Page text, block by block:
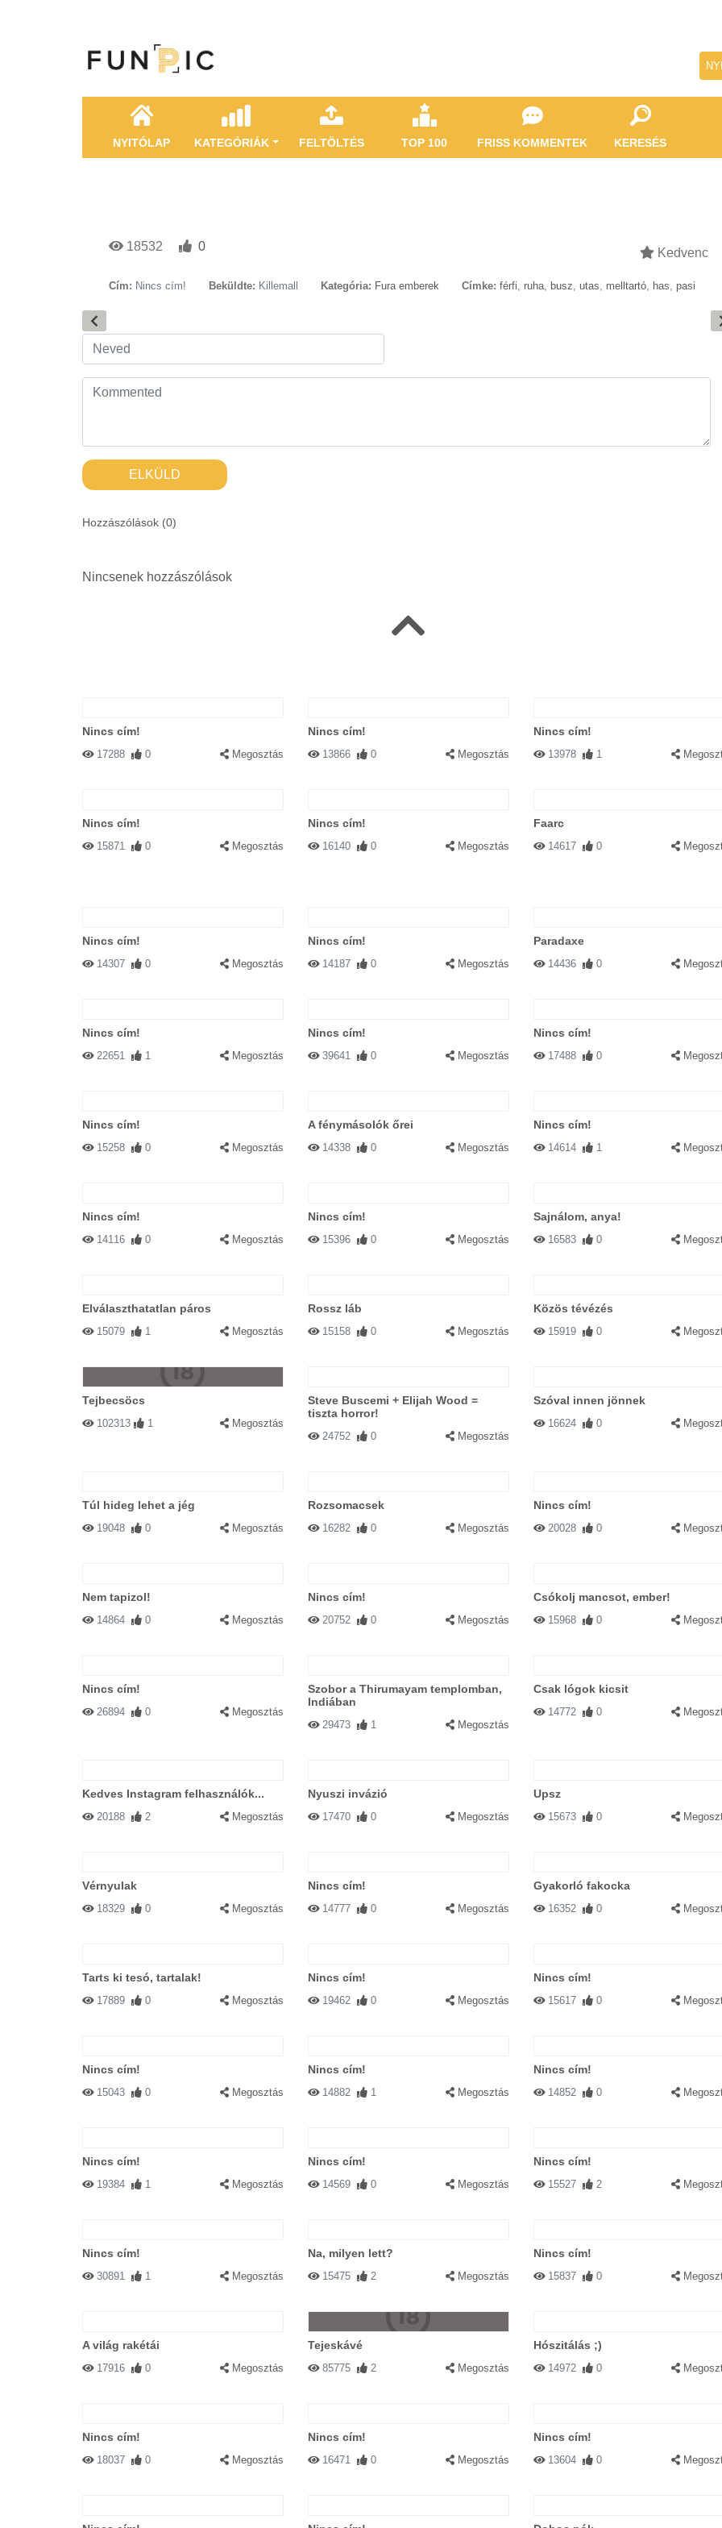
NYITÓLAP KATEGÓRIÁK FELTÖLTÉS TOP 100 FRISS KOMMENTEK KERESÉS
18532 0 Kedvenc
Cím: Nincs cím! Beküldte: Killemall Kategória: Fura emberek Címke: férfi, ruha, busz, utas, melltartó, has, pasi
ELKÜLD
Hozzászólások (0)
Nincsenek hozzászólások
Nincs cím!
17288 0 Megosztás
Nincs cím!
13866 0 Megosztás
Nincs cím!
13978 1
Nincs cím!
15871 0 Megosztás
Nincs cím!
16140 0 Megosztás
Faarc
14617 0
Nincs cím!
14307 0 Megosztás
Nincs cím!
14187 0 Megosztás
Paradaxe
14436 0
Nincs cím!
22651 1 Megosztás
Nincs cím!
39641 0 Megosztás
Nincs cím!
17488 0
Nincs cím!
15258 0 Megosztás
A fénymásolók őrei
14338 0 Megosztás
Nincs cím!
14614 1
Nincs cím!
14116 0 Megosztás
Nincs cím!
15396 0 Megosztás
Sajnálom, anya!
16583 0
Elválaszthatatlan páros
15079 1 Megosztás
Rossz láb
15158 0 Megosztás
Közös tévézés
15919 0
Tejbecsöcs
102313 1 Megosztás
Steve Buscemi + Elijah Wood =
tiszta horror!
24752 0 Megosztás
Szóval innen jönnek
16624 0
Túl hideg lehet a jég
19048 0 Megosztás
Rozsomacsek
16282 0 Megosztás
Nincs cím!
20028 0
Nem tapizol!
14864 0 Megosztás
Nincs cím!
20752 0 Megosztás
Csókolj mancsot, ember!
15968 0
Nincs cím!
26894 0 Megosztás
Szobor a Thirumayam templomban,
Indiában
29473 1 Megosztás
Csak lógok kicsit
14772 0
Kedves Instagram felhasználók...
20188 2 Megosztás
Nyuszi invázió
17470 0 Megosztás
Upsz
15673 0
Vérnyulak
18329 0 Megosztás
Nincs cím!
14777 0 Megosztás
Gyakorló fakocka
16352 0
Tarts ki tesó, tartalak!
17889 0 Megosztás
Nincs cím!
19462 0 Megosztás
Nincs cím!
15617 0
Nincs cím!
15043 0 Megosztás
Nincs cím!
14882 1 Megosztás
Nincs cím!
14852 0
Nincs cím!
19384 1 Megosztás
Nincs cím!
14569 0 Megosztás
Nincs cím!
15527 2
Nincs cím!
30891 1 Megosztás
Na, milyen lett?
15475 2 Megosztás
Nincs cím!
15837 0
A világ rakétái
17916 0 Megosztás
Tejeskávé
85775 2 Megosztás
Hószitálás ;)
14972 0
Nincs cím!
18037 0 Megosztás
Nincs cím!
16471 0 Megosztás
Nincs cím!
13604 0